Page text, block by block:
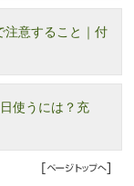
注意すること｜付
使うには？充